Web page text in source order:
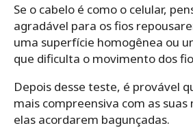
Se o cabelo é como o celular,
agradável para os fios
uma superfície homogênea ou
que dificulta o movimento dos
Depois desse teste, é provável
mais compreensiva com as
elas acordarem bagunçadas.